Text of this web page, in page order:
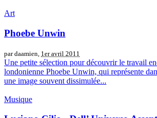
Art
Phoebe Unwin
par daamien, 1er avril 2011
Une petite sélection pour découvrir le travail
londonienne Phoebe Unwin, qui représente
une image souvent dissimulée...
Musique